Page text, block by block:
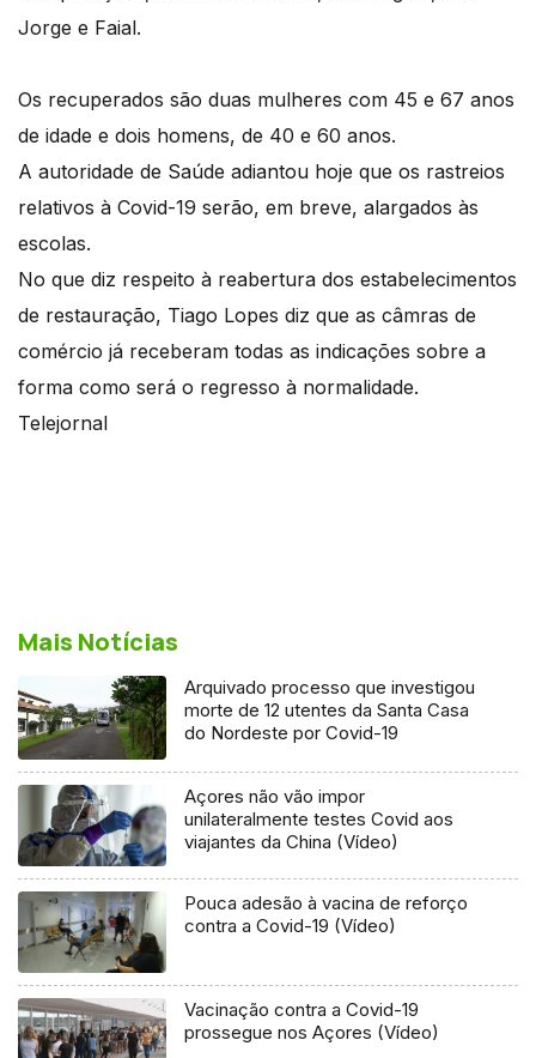
Jorge e Faial.
Os recuperados são duas mulheres com 45 e 67 anos
de idade e dois homens, de 40 e 60 anos.
A autoridade de Saúde adiantou hoje que os rastreios
relativos à Covid-19 serão, em breve, alargados às
escolas.
No que diz respeito à reabertura dos estabelecimentos
de restauração, Tiago Lopes diz que as câmras de
comércio já receberam todas as indicações sobre a
forma como será o regresso à normalidade.
Telejornal
Mais Notícias
Arquivado processo que investigou
morte de 12 utentes da Santa Casa
do Nordeste por Covid-19
Açores não vão impor
unilateralmente testes Covid aos
viajantes da China (Vídeo)
Pouca adesão à vacina de reforço
contra a Covid-19 (Vídeo)
Vacinação contra a Covid-19
prossegue nos Açores (Vídeo)